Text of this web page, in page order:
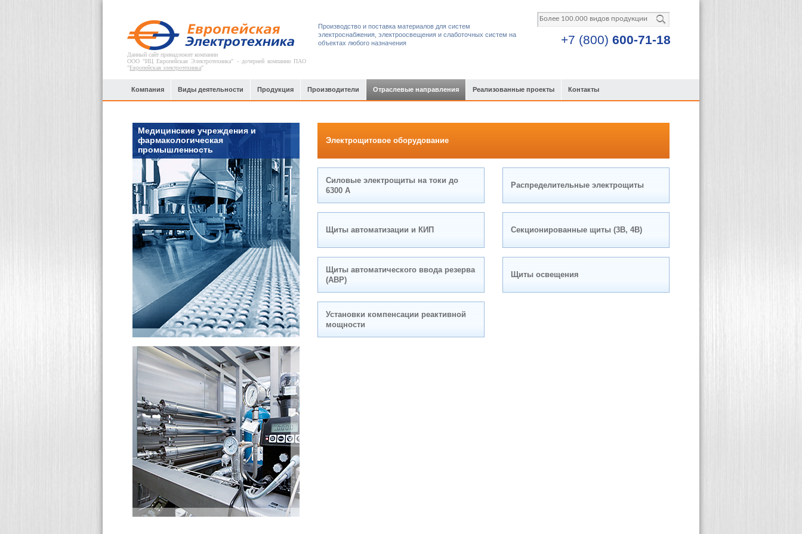
Данный сайт принадлежит компании
ООО "ИЦ Европейская Электротехника" - дочерней компании ПАО
"Европейская электротехника"
+7 (800) 600-71-18
Производство и поставка материалов для систем
электроснабжения, электроосвещения и слаботочных систем на
объектах любого назначения
Компания Виды деятельности Продукция Производители Отраслевые направления Реализованные проекты Контакты
Медицинские учреждения и
фармакологическая
промышленность
Электрощитовое оборудование
Силовые электрощиты на токи до
6300 А
Распределительные электрощиты
Щиты автоматизации и КИП Секционированные щиты (3В, 4В)
Щиты автоматического ввода резерва
(АВР)
Щиты освещения
Установки компенсации реактивной
мощности